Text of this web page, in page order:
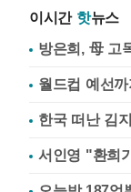
이시간 핫뉴스
방은희, 母 고
월드컵 예선
한국 떠난 김
서인영 "환희